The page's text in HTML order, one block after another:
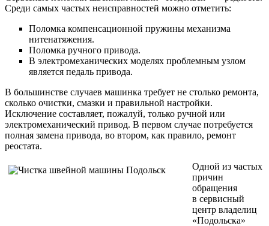
Среди самых частых неисправностей можно отметить:
Поломка компенсационной пружины механизма
нитенатяжения.
Поломка ручного привода.
В электромеханических моделях проблемным узлом
является педаль привода.
В большинстве случаев машинка требует не столько ремонта,
сколько очистки, смазки и правильной настройки.
Исключение составляет, пожалуй, только ручной или
электромеханический привод. В первом случае потребуется
полная замена привода, во втором, как правило, ремонт
реостата.
Одной из частых
причин
обращения
в сервисный
центр владелиц
«Подольска»